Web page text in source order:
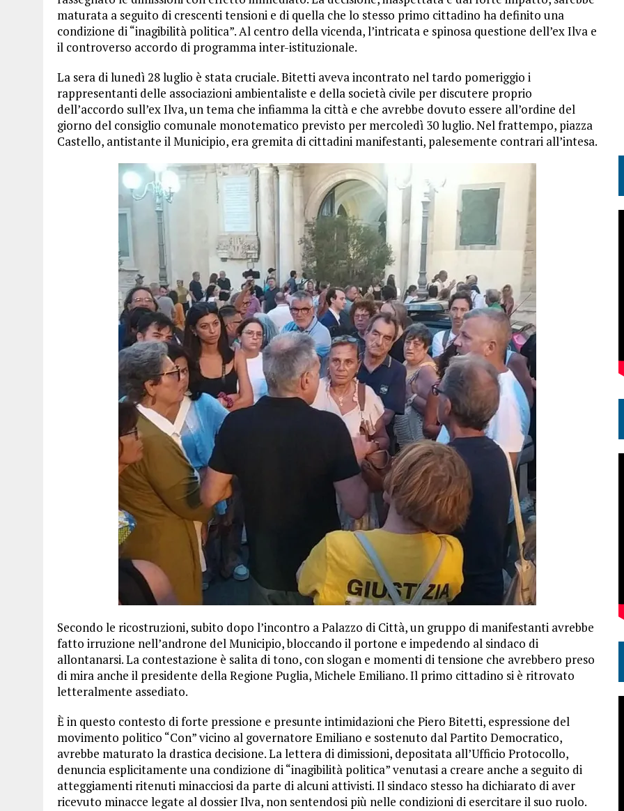
maturata a seguito di crescenti tensioni e di quella che lo stesso primo cittadino ha definito una
condizione di “inagibilità politica”. Al centro della vicenda, l’intricata e spinosa questione dell’ex Ilva e
il controverso accordo di programma inter-istituzionale.
La sera di lunedì 28 luglio è stata cruciale. Bitetti aveva incontrato nel tardo pomeriggio i
rappresentanti delle associazioni ambientaliste e della società civile per discutere proprio
dell’accordo sull’ex Ilva, un tema che infiamma la città e che avrebbe dovuto essere all’ordine del
giorno del consiglio comunale monotematico previsto per mercoledì 30 luglio. Nel frattempo, piazza
Castello, antistante il Municipio, era gremita di cittadini manifestanti, palesemente contrari all’intesa.
Secondo le ricostruzioni, subito dopo l’incontro a Palazzo di Città, un gruppo di manifestanti avrebbe
fatto irruzione nell’androne del Municipio, bloccando il portone e impedendo al sindaco di
allontanarsi. La contestazione è salita di tono, con slogan e momenti di tensione che avrebbero preso
di mira anche il presidente della Regione Puglia, Michele Emiliano. Il primo cittadino si è ritrovato
letteralmente assediato.
È in questo contesto di forte pressione e presunte intimidazioni che Piero Bitetti, espressione del
movimento politico “Con” vicino al governatore Emiliano e sostenuto dal Partito Democratico,
avrebbe maturato la drastica decisione. La lettera di dimissioni, depositata all’Ufficio Protocollo,
denuncia esplicitamente una condizione di “inagibilità politica” venutasi a creare anche a seguito di
atteggiamenti ritenuti minacciosi da parte di alcuni attivisti. Il sindaco stesso ha dichiarato di aver
ricevuto minacce legate al dossier Ilva, non sentendosi più nelle condizioni di esercitare il suo ruolo.